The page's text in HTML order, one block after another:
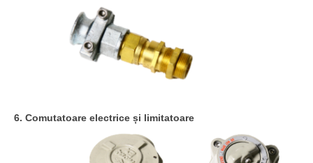
6. Comutatoare electrice și limitatoare